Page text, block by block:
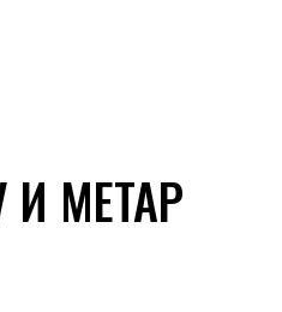
И МЕТАР